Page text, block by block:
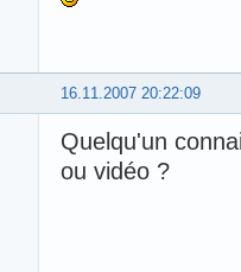
16.11.2007 20:22:09
Quelqu'un
ou vidéo ?